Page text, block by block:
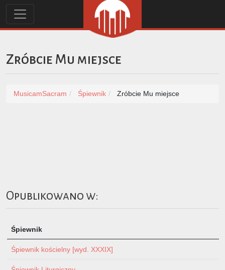
Zróbcie Mu miejsce
MusicamSacram Śpiewnik Zróbcie Mu miejsce
Opublikowano w:
Śpiewnik
Śpiewnik kościelny [wyd. XXXIX]